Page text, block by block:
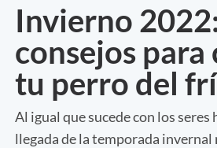
Invierno
consejos para
tu perro del
Al igual que sucede con los seres
llegada de la temporada invernal